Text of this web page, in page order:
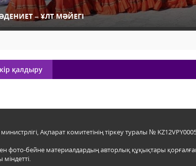
– ҰЛТ МӘЙЕГІ
қалдыру
Ақпарат комитетінің тіркеу туралы №
фото-бейне материалдардың авторлық құқықтары